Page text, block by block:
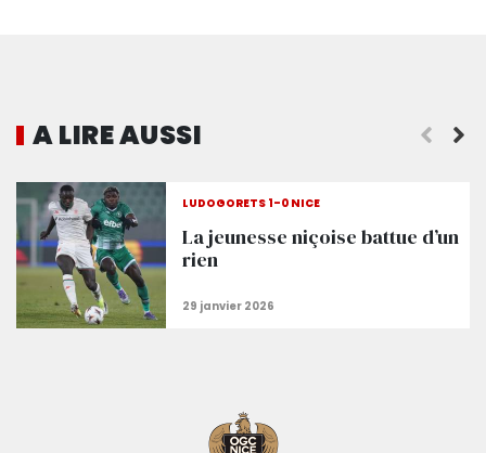
A LIRE AUSSI
LUDOGORETS 1-0 NICE
La jeunesse niçoise battue d’un
rien
Avec 174 matchs, Claude Puel dans le top 5 des